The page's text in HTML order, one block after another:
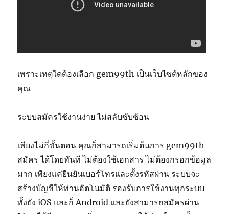
เพราะเหตุใดต้องเลือก gem99th เป็นเว็บไซต์หลักของ
คุณ
ระบบสมัครใช้งานง่าย ไม่สลับซับซ้อน
เพียงไม่กี่ขั้นตอน คุณก็สามารถเริ่มต้นการ gem99th
สมัคร ได้โดยทันที ไม่ต้องใช้เอกสาร ไม่ต้องกรอกข้อมูล
มาก เพียงแค่ยืนยันเบอร์โทรและตั้งรหัสผ่าน ระบบจะ
สร้างบัญชีให้ท่านอัตโนมัติ รองรับการใช้งานทุกระบบ
ทั้งยัง iOS และก็ Android และยังสามารถสมัครผ่าน